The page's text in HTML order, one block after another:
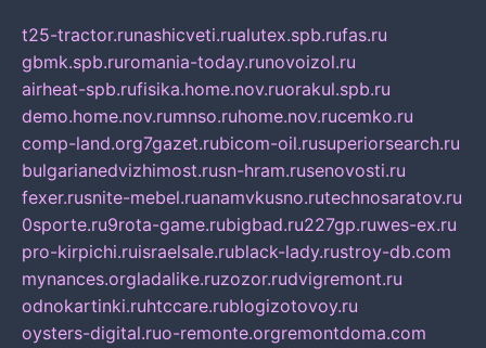
t25-tractor.runashicveti.rualutex.spb.rufas.ru
gbmk.spb.ruromania-today.runovoizol.ru
airheat-spb.rufisika.home.nov.ruorakul.spb.ru
demo.home.nov.rumnso.ruhome.nov.rucemko.ru
comp-land.org7gazet.rubicom-oil.rusuperiorsearch.ru
bulgarianedvizhimost.rusn-hram.rusenovosti.ru
fexer.rusnite-mebel.ruanamvkusno.rutechnosaratov.ru
0sporte.ru9rota-game.rubigbad.ru227gp.ruwes-ex.ru
pro-kirpichi.ruisraelsale.rublack-lady.rustroy-db.com
mynances.orgladalike.ruzozor.rudvigremont.ru
odnokartinki.ruhtccare.rublogizotovoy.ru
oysters-digital.ruo-remonte.orgremontdoma.com